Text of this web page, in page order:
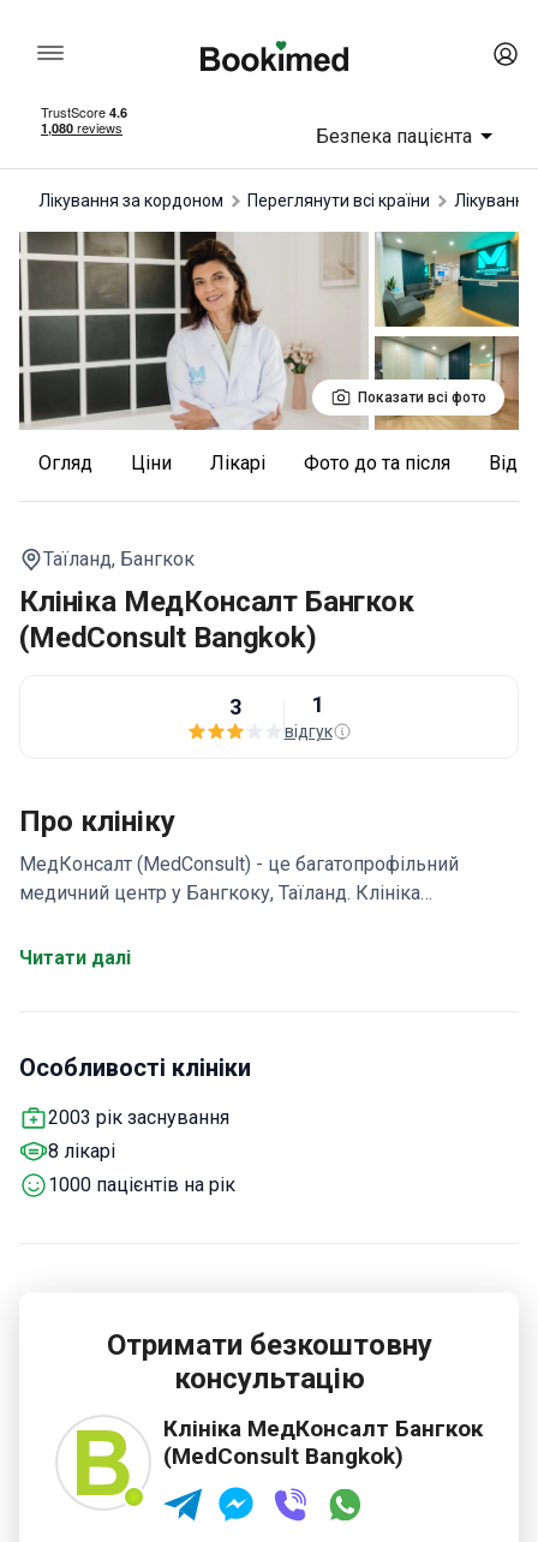
Безпека пацієнта
Лікування за кордоном Переглянути всі країни
Показати всі фото
Огляд Ціни Лікарі Фото до та після
Таїланд, Бангкок
Клініка МедКонсалт Бангкок
(MedConsult Bangkok)
3 1
відгук
Про клініку
МедКонсалт (MedConsult) - це багатопрофільний
медичний центр у Бангкоку, Таїланд. Клініка
сексуального здоров'я, лікування ІПСШ, вакцинації,
доктором Донною Робінсоном – сімейним лікарем з
стажування у Великій Британії та Новій Зеландії.
рахунку клініки – понад 25 000 пацієнтів.
Читати далі
Особливості клініки
2003 рік заснування
8 лікарі
1000 пацієнтів на рік
Отримати безкоштовну
консультацію
Клініка МедКонсалт Бангкок
(MedConsult Bangkok)